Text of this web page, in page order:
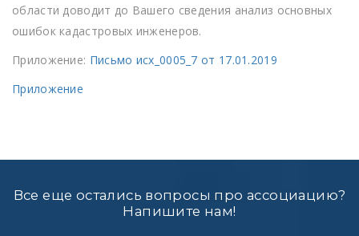
области доводит до Вашего сведения анализ основных
ошибок кадастровых инженеров.
Приложение: Письмо исх_0005_7 от 17.01.2019
Приложение
Все еще остались вопросы про ассоциацию?
Напишите нам!